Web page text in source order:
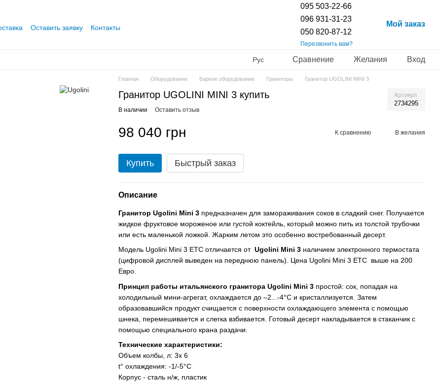
Оставить заявку Контакты
095 503-22-66
096 931-31-23
050 820-87-12
Перезвонить вам?
Мой заказ
Рус Сравнение Желания Вход
Главная Оборудование Барное оборудование Граниторы Гранитор UGOLINI MINI 3
Гранитор UGOLINI MINI 3 купить Артикул
2734295
В наличии Оставить отзыв
98 040 грн К сравнению В желания
Купить Быстрый заказ
Описание
Гранитор Ugolini Mini 3 предназначен для замораживания соков в сладкий снег. Получается
жидкое фруктовое мороженое или густой коктейль, который можно пить из толстой трубочки
или есть маленькой ложкой. Жарким летом это особенно востребованный десерт.
Модель Ugolini Mini 3 ETC отличается от Ugolini Mini 3 наличием электронного термостата
(цифровой дисплей выведен на переднюю панель). Цена Ugolini Mini 3 ETC выше на 200
Евро.
Принцип работы итальянского гранитора Ugolini Mini 3 простой: сок, попадая на
холодильный мини-агрегат, охлаждается до –2...-4°С и кристаллизуется. Затем
образовавшийся продукт счищается с поверхности охлаждающего элемента с помощью
шнека, перемешивается и слегка взбивается. Готовый десерт накладывается в стаканчик с
помощью специального крана раздачи.
Технические характеристики:
Объем колбы, л: 3х 6
t° охлаждения: -1/-5°C
Корпус - сталь н/ж, пластик